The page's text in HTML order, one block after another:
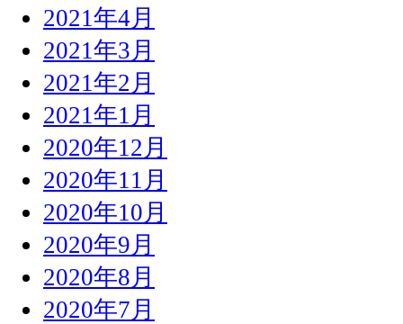
2021年4月
2021年3月
2021年2月
2021年1月
2020年12月
2020年11月
2020年10月
2020年9月
2020年8月
2020年7月